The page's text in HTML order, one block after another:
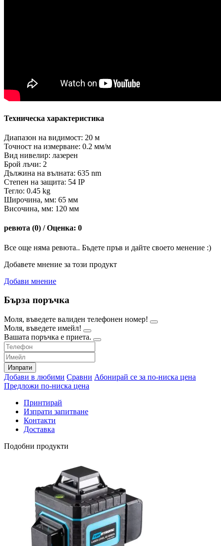
Техническа характеристика
Диапазон на видимост: 20 м
Точност на измерване: 0.2 мм/м
Вид нивелир: лазерен
Брой лъчи: 2
Дължина на вълната: 635 nm
Степен на защита: 54 IP
Тегло: 0.45 kg
Широчина, мм: 65 мм
Височина, мм: 120 мм
ревюта (0) / Оценка: 0
Все още няма ревюта.. Бъдете пръв и дайте своето менение :)
Добавете мнение за този продукт
Добави мнение
Бърза поръчка
Моля, въведете валиден телефонен номер!
Моля, въведете имейл!
Вашата поръчка е приета.
Изпрати
Добави в любими Сравни Абонирай се за по-ниска цена
Предложи по-ниска цена
Принтирай
Изпрати запитване
Контакти
Доставка
Подобни продукти